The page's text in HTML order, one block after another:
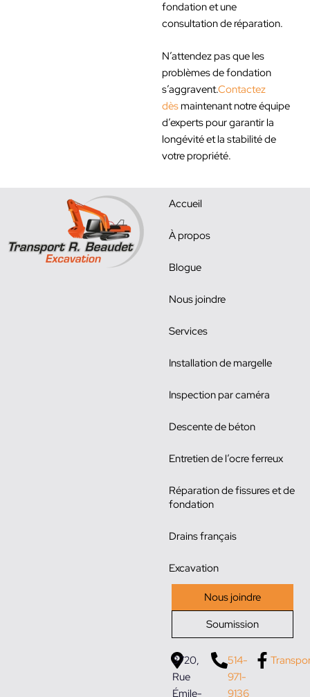
fondation et une
consultation de réparation.
N’attendez pas que les
problèmes de fondation
s’aggravent.Contactez
dès maintenant notre équipe
d’experts pour garantir la
longévité et la stabilité de
votre propriété.
Accueil
À propos
Blogue
Nous joindre
Services
Installation de margelle
Inspection par caméra
Descente de béton
Entretien de l’ocre ferreux
Réparation de fissures et de
fondation
Drains français
Excavation
Nous joindre
Soumission
3720,
Rue
Émile-
514-
971-
9136